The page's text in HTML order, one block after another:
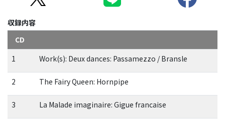
収録内容
CD
1
Work(s): Deux dances: Passamezzo / Bransle
2 The Fairy Queen: Hornpipe
3 La Malade imaginaire: Gigue francaise